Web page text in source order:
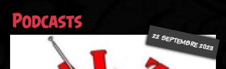
Podcasts
22 SEPTEMBRE 2023